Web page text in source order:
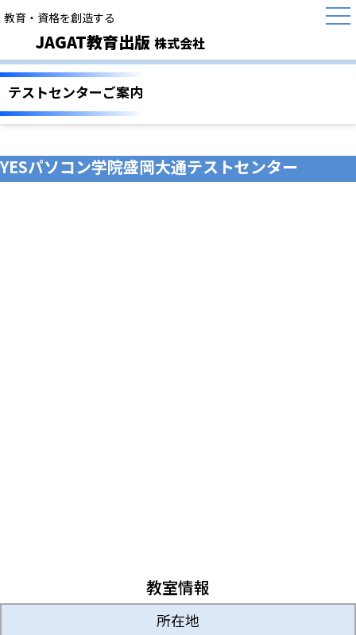
教育・資格を創造する
JAGAT教育出版 株式会社
テストセンターご案内
YESパソコン学院盛岡大通テストセンター
教室情報
所在地